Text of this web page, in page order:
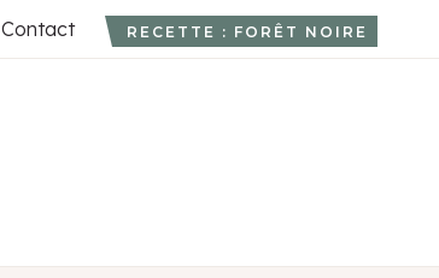
Contact RECETTE : FORÊT NOIRE